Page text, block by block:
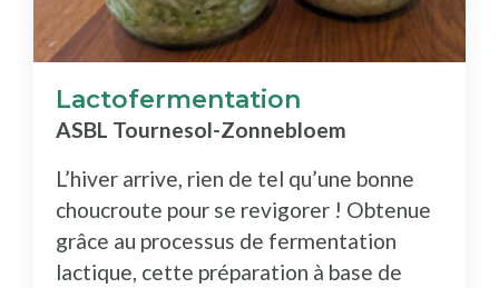
Lactofermentation
ASBL Tournesol-Zonnebloem
L’hiver arrive, rien de tel qu’une bonne
choucroute pour se revigorer ! Obtenue
grâce au processus de fermentation
lactique, cette préparation à base de